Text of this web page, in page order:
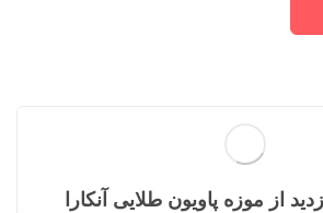
از موزه پاویون طلایی آنکارا